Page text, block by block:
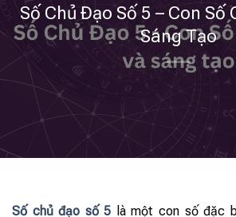
Số Chủ Đạo Số 5 – Con Số
Sáng Tạo
Số chủ đạo số 5 là một con số đặc